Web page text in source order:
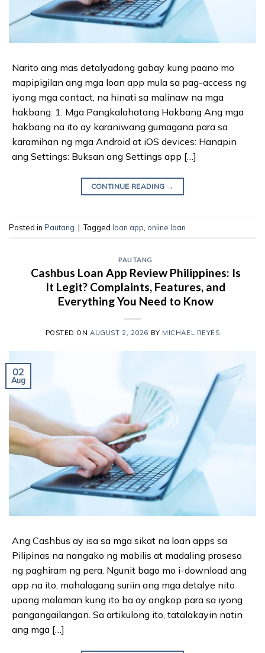
Narito ang mas detalyadong gabay kung paano mo
mapipigilan ang mga loan app mula sa pag-access ng
iyong mga contact, na hinati sa malinaw na mga
hakbang: 1. Mga Pangkalahatang Hakbang Ang mga
hakbang na ito ay karaniwang gumagana para sa
karamihan ng mga Android at iOS devices: Hanapin
ang Settings: Buksan ang Settings app […]
CONTINUE READING →
Posted in Pautang | Tagged loan app online loan
PAUTANG
Cashbus Loan App Review Philippines: Is
It Legit? Complaints, Features, and
Everything You Need to Know
POSTED ONAUGUST 2, 2026 BY MICHAEL REYES
02
Aug
Ang Cashbus ay isa sa mga sikat na loan apps sa
Pilipinas na nangako ng mabilis at madaling proseso
ng paghiram ng pera. Ngunit bago mo i-download ang
app na ito, mahalagang suriin ang mga detalye nito
upang malaman kung ito ba ay angkop para sa iyong
pangangailangan. Sa artikulong ito, tatalakayin natin
ang mga […]